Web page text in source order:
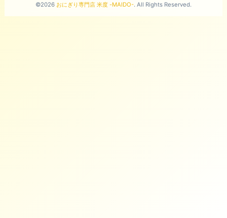
©2026 おにぎり専門店 米度 -MAIDO-. All Rights Reserved.